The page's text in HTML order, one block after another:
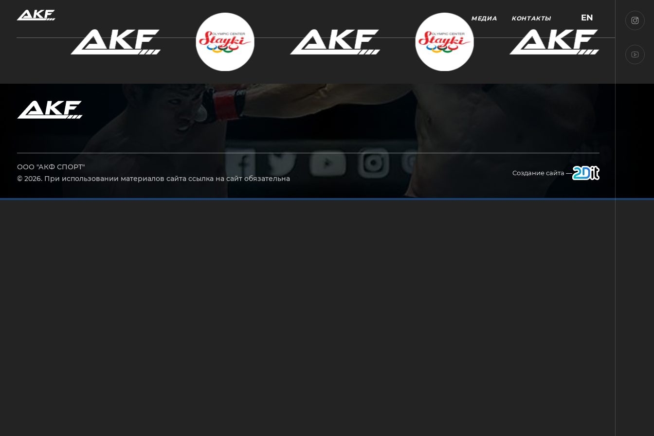
МЕДИА КОНТАКТЫ EN
ООО "АКФ СПОРТ"
© 2026. При использовании материалов сайта ссылка на сайт обязательна
Создание сайта —
Нажмите Enter для поиска или Esc, чтобы закрыть